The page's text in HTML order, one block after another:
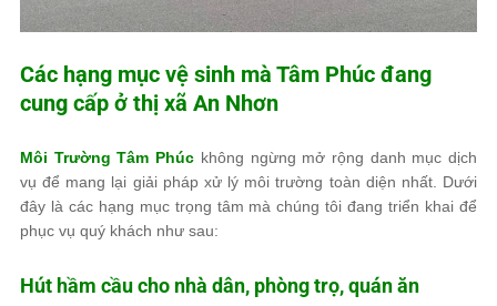
Các hạng mục vệ sinh mà Tâm Phúc đang
cung cấp ở thị xã An Nhơn
Môi Trường Tâm Phúc không ngừng mở rộng danh mục dịch
vụ để mang lại giải pháp xử lý môi trường toàn diện nhất. Dưới
đây là các hạng mục trọng tâm mà chúng tôi đang triển khai để
phục vụ quý khách như sau:
Hút hầm cầu cho nhà dân, phòng trọ, quán ăn